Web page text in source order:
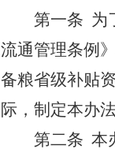
第一条 为
流通管理条例
备粮省级补贴
际，制定本办法
第二条 本